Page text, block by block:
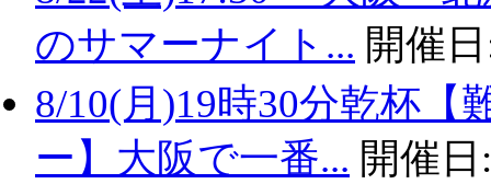
のサマーナイト... 開催
8/10(月)19時30分乾杯【
ー】大阪で一番... 開催